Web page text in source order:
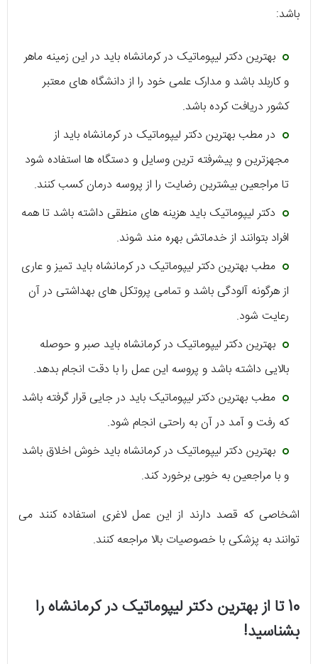
باشد:
بهترین دکتر لیپوماتیک در کرمانشاه باید در این زمینه ماهر
و کاربلد باشد و مدارک علمی خود را از دانشگاه های معتبر
کشور دریافت کرده باشد.
در مطب بهترین دکتر لیپوماتیک در کرمانشاه باید از
مجهزترین و پیشرفته ترین وسایل و دستگاه ها استفاده شود
تا مراجعین بیشترین رضایت را از پروسه درمان کسب کنند.
دکتر لیپوماتیک باید هزینه های منطقی داشته باشد تا همه
افراد بتوانند از خدماتش بهره مند شوند.
مطب بهترین دکتر لیپوماتیک در کرمانشاه باید تمیز و عاری
از هرگونه آلودگی باشد و تمامی پروتکل های بهداشتی در آن
رعایت شود.
بهترین دکتر لیپوماتیک در کرمانشاه باید صبر و حوصله
بالایی داشته باشد و پروسه این عمل را با دقت انجام بدهد.
مطب بهترین دکتر لیپوماتیک باید در جایی قرار گرفته باشد
که رفت و آمد در آن به راحتی انجام شود.
بهترین دکتر لیپوماتیک در کرمانشاه باید خوش اخلاق باشد
و با مراجعین به خوبی برخورد کند.
اشخاصی که قصد دارند از این عمل لاغری استفاده کنند می
توانند به پزشکی با خصوصیات بالا مراجعه کنند.
10 تا از بهترین دکتر لیپوماتیک در کرمانشاه را
بشناسید!